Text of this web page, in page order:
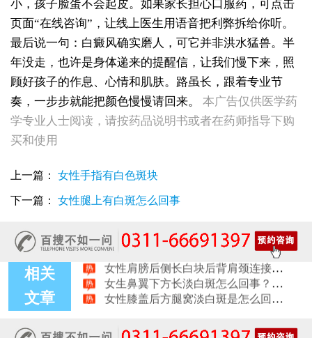
小，孩子脸蛋不会起皮。如果家长担心口服药，可点击
页面“在线咨询”，让线上医生用语音把利弊拆给你听。
最后说一句：白癜风确实磨人，可它并非洪水猛兽。半
年没走，也许是身体递来的提醒信，让我们慢下来，照
顾好孩子的作息、心情和肌肤。路虽长，跟着专业节
奏，一步步就能把颜色慢慢请回来。
本广告仅供医学药
学专业人士阅读，请按药品说明书或者在药师指导下购
买和使用
上一篇： 女性手指有白色斑块
下一篇： 女性腿上有白斑怎么回事
相关
文章
女性后背腰窝长小白点凹陷处色素变淡，是白癜风早期症状吗
女性全身零星长浅白点多处小块白斑是什么
女性手指关节长小白块指关节发白会不会扩
女性尾椎骨白斑是白癜风吗后背浅色皮损判断
眼角细小白点、眼周浅色斑块，严重吗
女性肩膀后侧长白块后背肩颈连接处发白怎么回事
女生鼻翼下方长淡白斑怎么回事？鼻下皮肤发白原因详解
女性膝盖后方腿窝淡白斑是怎么回事 隐蔽处白斑咨询
女生小腿迎面骨长白斑，腿部正面发白解答
女生手腕外侧长小白斑且日常活动发白，警惕白癜风信号